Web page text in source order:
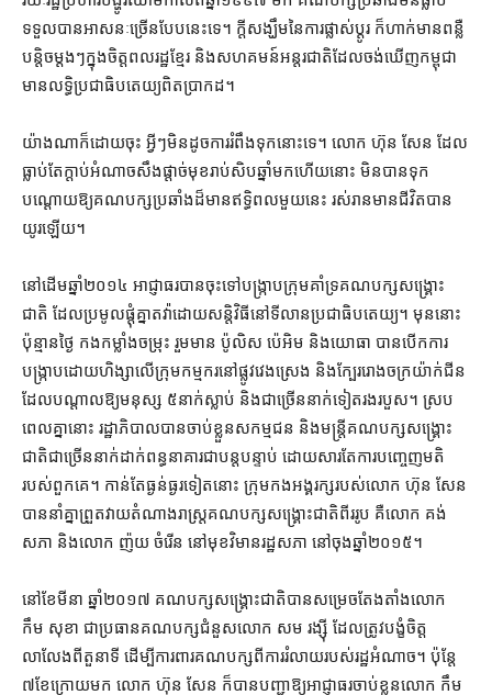
ទទួល​បាន​អាសនៈ​ច្រើន​បែប​នេះ​ទេ។ ក្ដី​សង្ឃឹម​នៃ​ការ​ផ្លាស់ប្ដូរ ក៏​ហាក់​មាន​ពន្លឺ​
បន្តិច​ម្ដងៗ​ក្នុង​ចិត្ត​ពលរដ្ឋ​ខ្មែរ និង​សហគមន៍​អន្តរជាតិ​ដែល​ចង់​ឃើញ​កម្ពុជា​
មាន​លទ្ធិ​ប្រជាធិបតេយ្យ​ពិត​ប្រាកដ។
យ៉ាងណាក៏ដោយ​ចុះ អ្វីៗ​មិន​ដូច​ការ​រំពឹង​ទុក​នោះ​ទេ។ លោក ហ៊ុន សែន ដែល​
ធ្លាប់​តែ​ក្ដាប់​អំណាច​សឹង​ផ្ដាច់​មុខ​រាប់​សិប​ឆ្នាំ​មក​ហើយ​នោះ មិន​បាន​ទុក​
បណ្ដោយ​ឱ្យ​គណបក្ស​ប្រឆាំង​ដ៏​មាន​ឥទ្ធិពល​មួយ​នេះ រស់រាន​មាន​ជីវិត​បាន​
យូរ​ឡើយ។
នៅ​ដើម​ឆ្នាំ​២០១៤ អាជ្ញាធរ​បាន​ចុះ​ទៅ​បង្ក្រាប​ក្រុម​គាំទ្រ​គណបក្ស​សង្គ្រោះ​
ជាតិ ដែល​ប្រមូល​ផ្ដុំ​គ្នា​តវ៉ា​ដោយ​សន្តិវិធី​នៅ​ទីលាន​ប្រជាធិបតេយ្យ។ មុន​នោះ​
ប៉ុន្មាន​ថ្ងៃ កង​កម្លាំង​ចម្រុះ រួម​មាន ប៉ូលិស ប៉េអិម និង​យោធា បាន​បើក​ការ​
បង្ក្រាប​ដោយ​ហិង្សា​លើ​ក្រុម​កម្មករ​នៅ​ផ្លូវ​វេងស្រេង និង​ក្បែរ​រោងចក្រ​យ៉ាក់ជីន
ដែល​បណ្ដាល​ឱ្យ​មនុស្ស ៥​នាក់​ស្លាប់ និង​ជាច្រើន​នាក់​ទៀត​រង​របួស។ ស្រប​
ពេល​គ្នា​នោះ រដ្ឋាភិបាល​បាន​ចាប់​ខ្លួន​សកម្មជន និង​មន្ត្រី​គណបក្ស​សង្គ្រោះ​
ជាតិ​ជាច្រើន​នាក់​ដាក់​ពន្ធនាគារ​ជា​បន្ត​បន្ទាប់ ដោយសារ​តែ​ការ​បញ្ចេញ​មតិ​
របស់​ពួកគេ។ កាន់តែ​ធ្ងន់ធ្ងរ​ទៀត​នោះ ក្រុម​កង​អង្គរក្ស​របស់​លោក ហ៊ុន សែន
បាន​នាំ​គ្នា​ព្រួត​វាយ​តំណាងរាស្ត្រ​គណបក្ស​សង្គ្រោះ​ជាតិ​ពីរ​រូប គឺ​លោក គង់
សភា និង​លោក ញ៉យ ចំរើន នៅ​មុខ​វិមាន​រដ្ឋសភា នៅ​ចុង​ឆ្នាំ​២០១៥។
នៅ​ខែ​មីនា ឆ្នាំ​២០១៧ គណបក្ស​សង្គ្រោះ​ជាតិ​បាន​សម្រេច​តែងតាំង​លោក
កឹម សុខា ជា​ប្រធាន​គណបក្ស​ជំនួស​លោក សម រង្ស៊ី ដែល​ត្រូវ​បង្ខំ​ចិត្ត​
លាលែង​ពី​តួនាទី ដើម្បី​ការពារ​គណបក្ស​ពី​ការ​រំលាយ​របស់​រដ្ឋអំណាច។ ប៉ុន្តែ
៧​ខែ​ក្រោយ​មក លោក ហ៊ុន សែន ក៏​បាន​បញ្ជា​ឱ្យ​អាជ្ញាធរ​ចាប់​ខ្លួន​លោក កឹម